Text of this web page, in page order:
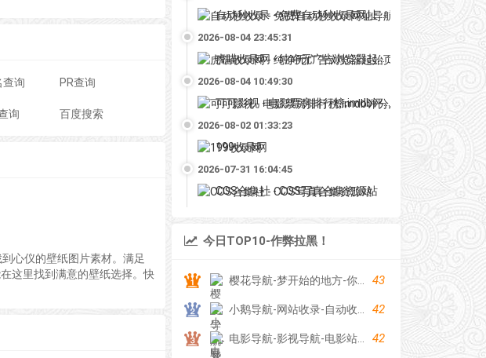
查询 PR查询
询 百度搜索
心仪的壁纸图片素材。满足
这里找到满意的壁纸选择。快
自动秒收录 - 免费自动秒收录网址导航
2026-08-04 23:45:31
虎喵收录网 - 纯净无广告浏览器起始页
2026-08-04 10:49:30
可可影视 - 电影票房排行榜,imdb评分,影评,找最好看的影视
2026-08-02 01:33:23
199收录网
2026-07-31 16:04:45
COS合集社 - COS写真合集资源站
今日TOP10-作弊拉黑！
43
42
42